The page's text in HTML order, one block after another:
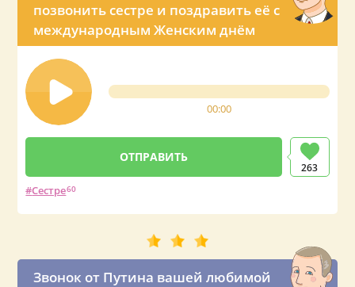
позвонить сестре и поздравить её с
международным Женским днём
00:00
263
Сестре60
Звонок от Путина вашей любимой